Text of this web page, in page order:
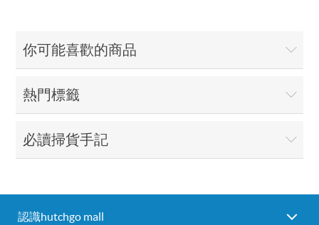
你可能喜歡的商品
熱門標籤
必讀掃貨手記
認識hutchgo mall